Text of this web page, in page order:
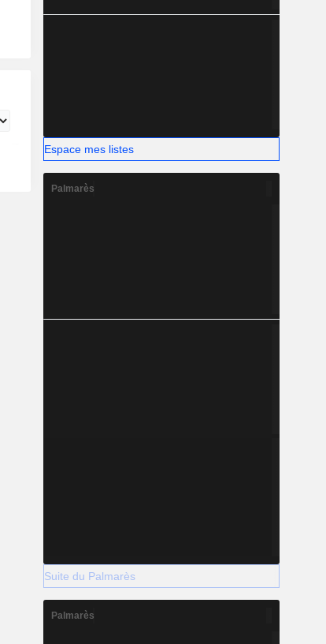
Espace mes listes
Palmarès
Suite du Palmarès
Palmarès